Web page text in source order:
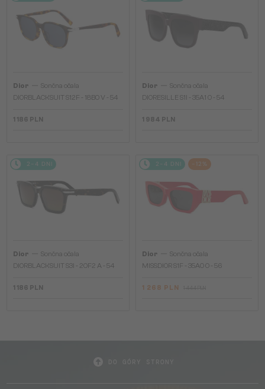
Dior
Sončna očala
DIORBLACKSUIT S12F - 18B0 V - 54
1 186 PLN
Dior
Sončna očala
DIORESILLE S1I - 35A1 O - 54
1 984 PLN
2-4 DNI
Dior
Sončna očala
DIORBLACKSUIT S3I - 20F2 A - 54
1 186 PLN
2-4 DNI -12%
Dior
Sončna očala
MISSDIOR S1F - 35A0 O - 56
1 268 PLN